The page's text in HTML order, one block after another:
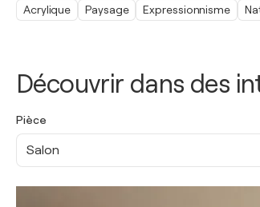
Découvrir dans des
Pièce
Salon
Acrylique Paysage Expressionnisme